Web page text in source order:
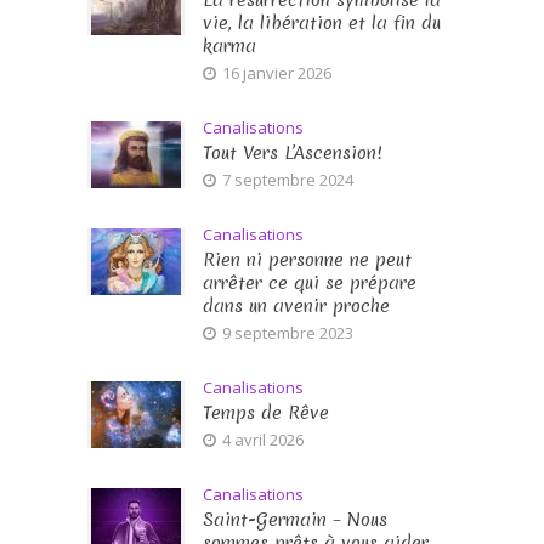
vie, la libération et la fin du
karma
16 janvier 2026
Canalisations
Tout Vers L’Ascension!
7 septembre 2024
Canalisations
Rien ni personne ne peut
arrêter ce qui se prépare
dans un avenir proche
9 septembre 2023
Canalisations
Temps de Rêve
4 avril 2026
Canalisations
Saint-Germain – Nous